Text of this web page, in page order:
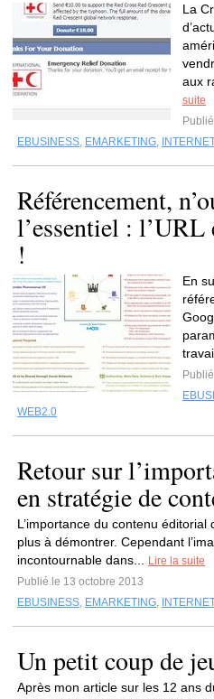
La
aux
suite
EBUSINESS, EMARKETING, INTERNET
Référencement,
l’essentiel : l’URL
!
En
WEB2.0
Retour sur
en stratégie de
L’importance du contenu
plus à démontrer. Cependant
incontournable dans...
Lire la suite
Publié le 13 octobre 2013
EBUSINESS, EMARKETING, INTERNET
Un petit coup de
Après mon article sur les 12 ans